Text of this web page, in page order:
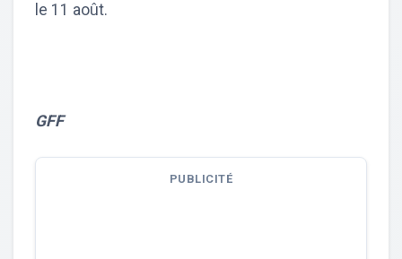
le 11 août.
GFF
PUBLICITÉ